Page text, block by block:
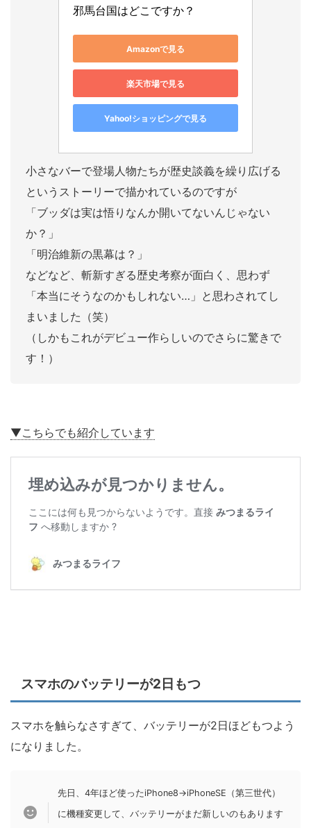
邪馬台国はどこですか？
Amazonで見る
楽天市場で見る
Yahoo!ショッピングで見る
小さなバーで登場人物たちが歴史談義を繰り広げる
というストーリーで描かれているのですが
「ブッダは実は悟りなんか開いてないんじゃない
か？」
「明治維新の黒幕は？」
などなど、斬新すぎる歴史考察が面白く、思わず
「本当にそうなのかもしれない…」と思わされてし
まいました（笑）
（しかもこれがデビュー作らしいのでさらに驚きで
す！）
▼こちらでも紹介しています
スマホのバッテリーが2日もつ
スマホを触らなさすぎて、バッテリーが2日ほどもつよう
になりました。
先日、4年ほど使ったiPhone8→iPhoneSE（第三世代）
に機種変更して、バッテリーがまだ新しいのもあります